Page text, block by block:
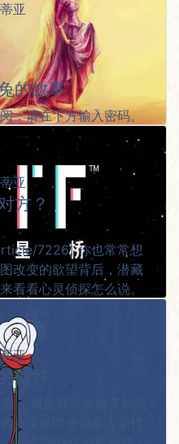
亚
的故事
，请在下方输入密码。
亚
方？
7226] 你也常常想
改变的欲望背后，潜藏
看看心灵侦探怎么说。
亚
偏好
。 虽然我穿衣服喜欢黑
（没错即使很多人觉得